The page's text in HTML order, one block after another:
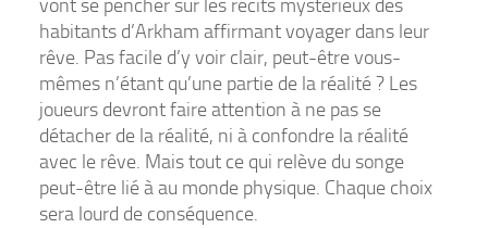
vont se pencher sur les récits mystérieux des
habitants d’Arkham affirmant voyager dans leur
rêve. Pas facile d’y voir clair, peut-être vous-
mêmes n’étant qu’une partie de la réalité ? Les
joueurs devront faire attention à ne pas se
détacher de la réalité, ni à confondre la réalité
avec le rêve. Mais tout ce qui relève du songe
peut-être lié à au monde physique. Chaque choix
sera lourd de conséquence.